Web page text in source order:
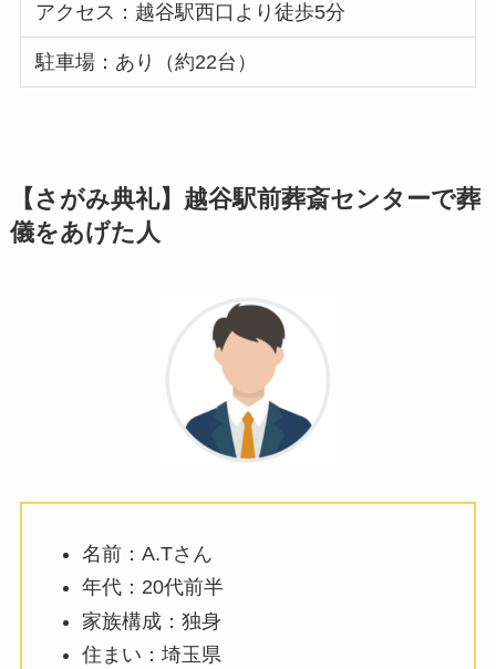
アクセス：越谷駅西口より徒歩5分
駐車場：あり（約22台）
【さがみ典礼】越谷駅前葬斎センターで葬
儀をあげた人
名前：A.Tさん
年代：20代前半
家族構成：独身
住まい：埼玉県